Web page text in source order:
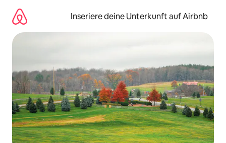
Inhalten
springen
Inseriere deine Unterkunft auf Airbnb